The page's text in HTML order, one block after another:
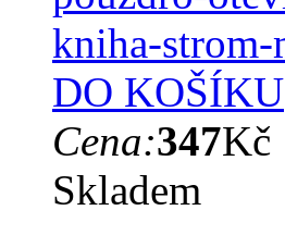
DO KOŠÍKU
Cena:347Kč
Skladem